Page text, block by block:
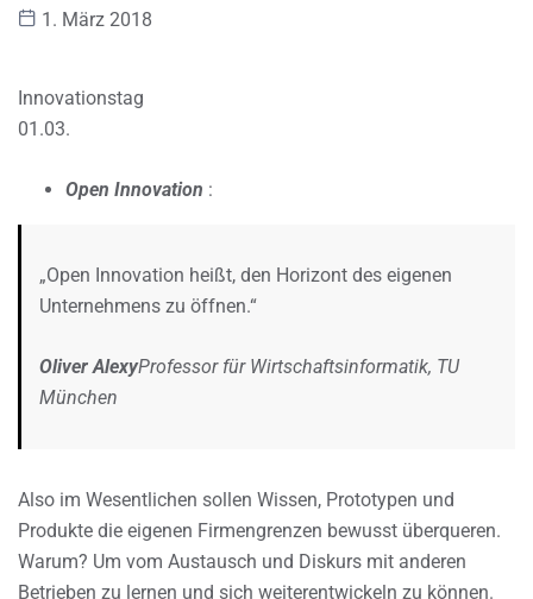
1. März 2018
Innovationstag
01.03.
Open Innovation :
„Open Innovation heißt, den Horizont des eigenen
Unternehmens zu öffnen.“
Oliver AlexyProfessor für Wirtschaftsinformatik, TU
München
Also im Wesentlichen sollen Wissen, Prototypen und
Produkte die eigenen Firmengrenzen bewusst überqueren.
Warum? Um vom Austausch und Diskurs mit anderen
Betrieben zu lernen und sich weiterentwickeln zu können.